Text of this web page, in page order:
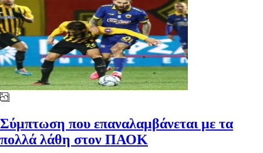
Σύμπτωση που επαναλαμβάνεται με τα
πολλά λάθη στον ΠΑΟΚ